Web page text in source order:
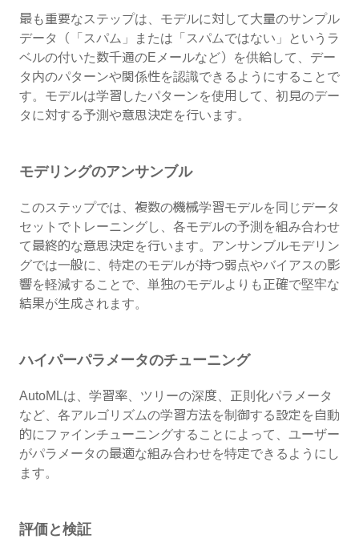
最も重要なステップは、モデルに対して大量のサンプル
データ（「スパム」または「スパムではない」というラ
ベルの付いた数千通のEメールなど）を供給して、デー
タ内のパターンや関係性を認識できるようにすることで
す。モデルは学習したパターンを使用して、初見のデー
タに対する予測や意思決定を行います。
モデリングのアンサンブル
このステップでは、複数の機械学習モデルを同じデータ
セットでトレーニングし、各モデルの予測を組み合わせ
て最終的な意思決定を行います。アンサンブルモデリン
グでは一般に、特定のモデルが持つ弱点やバイアスの影
響を軽減することで、単独のモデルよりも正確で堅牢な
結果が生成されます。
ハイパーパラメータのチューニング
AutoMLは、学習率、ツリーの深度、正則化パラメータ
など、各アルゴリズムの学習方法を制御する設定を自動
的にファインチューニングすることによって、ユーザー
がパラメータの最適な組み合わせを特定できるようにし
ます。
評価と検証